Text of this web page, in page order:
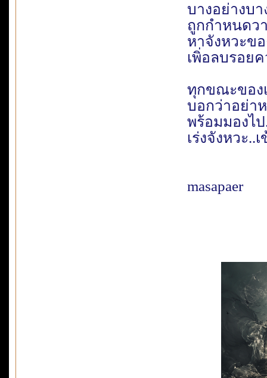
บางอย่างบา
ถูกกำหนดว
หาจังหวะข
เพิ่อลบรอย
ทุกขณะของ
บอกว่าอย่า
พร้อมมองไ
เร่งจังหวะ
masapaer